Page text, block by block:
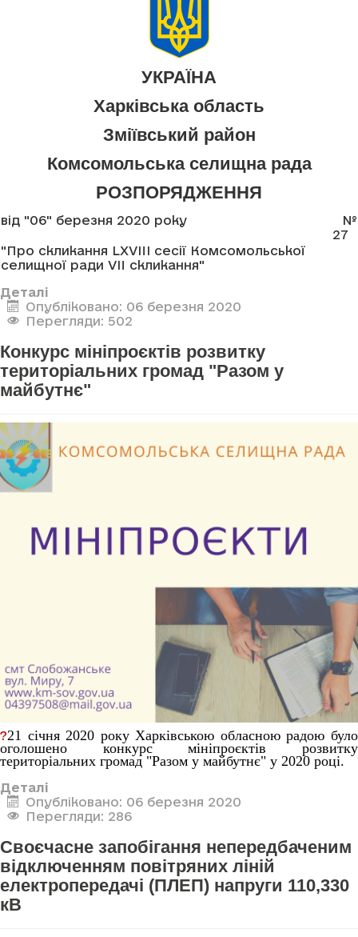
УКРАЇНА
Харківська область
Зміївський район
Комсомольська селищна рада
РОЗПОРЯДЖЕННЯ
від "06" березня 2020 року
№
27
"Про скликання LXVIII сесії Комсомольської
селищної ради VII скликання"
Деталі
Опубліковано: 06 березня 2020
Перегляди: 502
Конкурс мініпроєктів розвитку
територіальних громад "Разом у
майбутнє"
?21 січня 2020 року Харківською обласною радою було
оголошено конкурс мініпроєктів розвитку
територіальних громад "Разом у майбутнє" у 2020 році.
Деталі
Опубліковано: 06 березня 2020
Перегляди: 286
Своєчасне запобігання непередбаченим
відключенням повітряних ліній
електропередачі (ПЛЕП) напруги 110,330
кВ